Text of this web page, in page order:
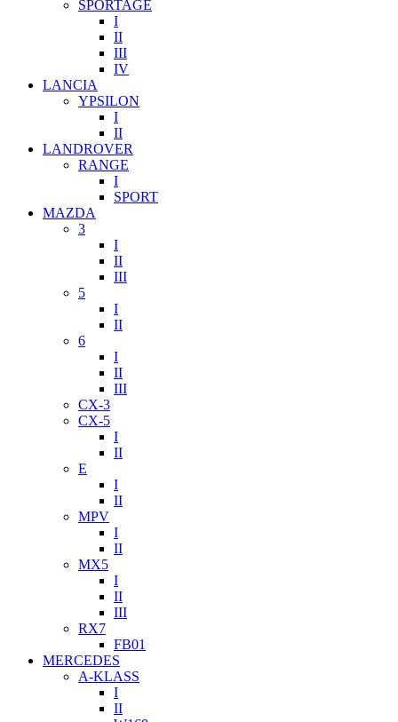
SPORTAGE
I
II
III
IV
LANCIA
YPSILON
I
II
LANDROVER
RANGE
I
SPORT
MAZDA
3
I
II
III
5
I
II
6
I
II
III
CX-3
CX-5
I
II
E
I
II
MPV
I
II
MX5
I
II
III
RX7
FB01
MERCEDES
A-KLASS
I
II